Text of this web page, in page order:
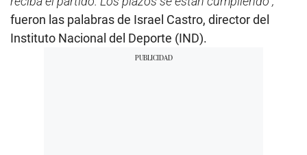
fueron las palabras de Israel Castro, director del
Instituto Nacional del Deporte (IND).